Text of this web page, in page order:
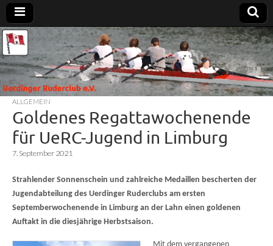
Uerdinger
Ruderclub
e.V.
Rudern in
Krefeld-
Uerdingen
ALLGEMEIN
Goldenes Regattawochenende
für UeRC-Jugend in Limburg
7. September 2021
Strahlender Sonnenschein und zahlreiche Medaillen bescherten der
Jugendabteilung des Uerdinger Ruderclubs am ersten
Septemberwochenende in Limburg an der Lahn einen goldenen
Auftakt in die diesjährige Herbstsaison.